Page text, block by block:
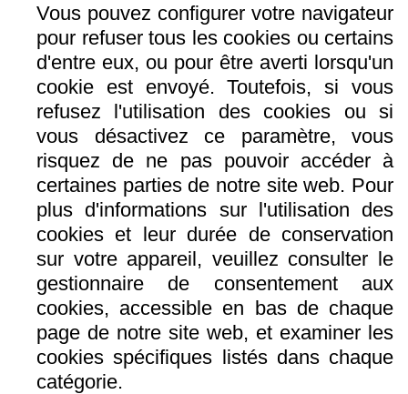
Vous pouvez configurer votre navigateur
pour refuser tous les cookies ou certains
d'entre eux, ou pour être averti lorsqu'un
cookie est envoyé. Toutefois, si vous
refusez l'utilisation des cookies ou si
vous désactivez ce paramètre, vous
risquez de ne pas pouvoir accéder à
certaines parties de notre site web. Pour
plus d'informations sur l'utilisation des
cookies et leur durée de conservation
sur votre appareil, veuillez consulter le
gestionnaire de consentement aux
cookies, accessible en bas de chaque
page de notre site web, et examiner les
cookies spécifiques listés dans chaque
catégorie.